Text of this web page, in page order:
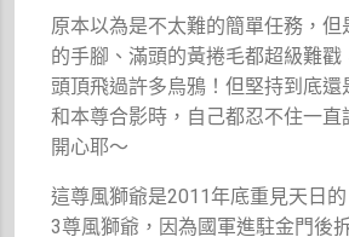
原本以為是不太難的簡單任務，但
的手腳、滿頭的黃捲毛都超級難戳
頭頂飛過許多烏鴉！但堅持到底還
和本尊合影時，自己都忍不住一直
開心耶～
這尊風獅爺是2011年底重見天日
3尊風獅爺，因為國軍進駐金門後